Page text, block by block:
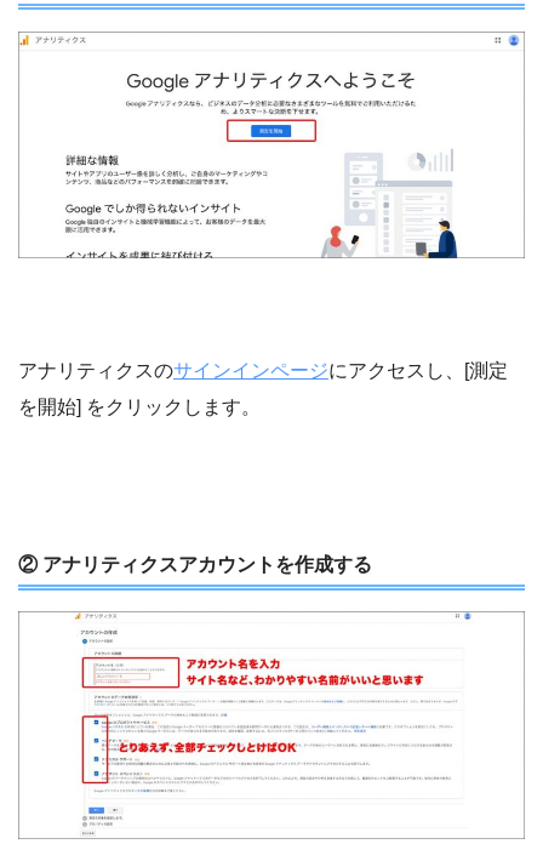
アナリティクスのサインインページにアクセスし、[測定
を開始] をクリックします。
② アナリティクスアカウントを作成する